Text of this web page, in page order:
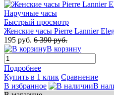
Быстрый просмотр
Женские часы Pierre Lannier
195 руб. 6 390 руб.
В корзину
Подробнее
Купить в 1 клик Сравнение
В избранное
В